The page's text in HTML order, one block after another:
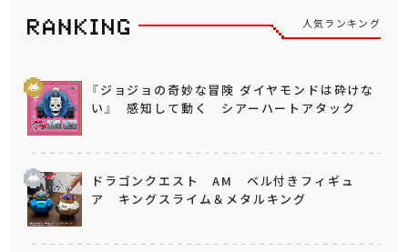
人気ランキング
『ジョジョの奇妙な冒険 ダイヤモンドは砕けな
い』 感知して動く シアーハートアタック
ドラゴンクエスト AM ベル付きフィギュ
ア キングスライム＆メタルキング